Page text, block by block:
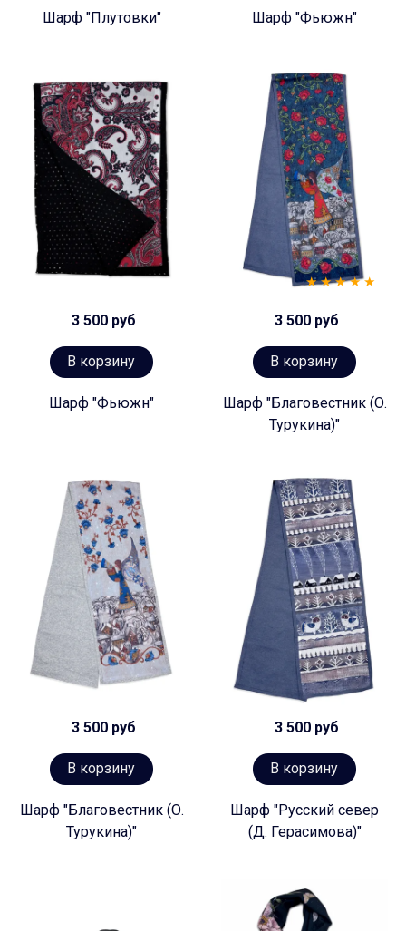
Шарф "Плутовки" Шарф "Фьюжн"
3 500 руб
В корзину
Шарф "Фьюжн"
3 500 руб
В корзину
Шарф "Благовестник (О.
Турукина)"
3 500 руб
В корзину
Шарф "Благовестник (О.
Турукина)"
3 500 руб
В корзину
Шарф "Русский север
(Д. Герасимова)"